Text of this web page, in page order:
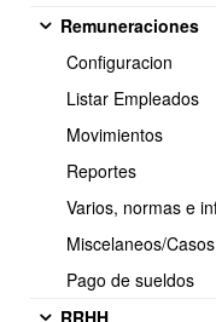
Remuneraciones
Configuracion
Listar Empleados
Movimientos
Reportes
Varios, normas e
Miscelaneos/
Pago de sueldos
RRHH